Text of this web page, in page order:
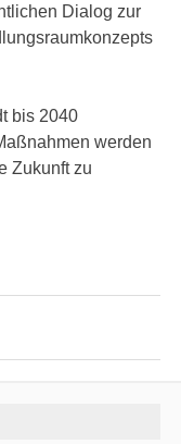
Dialog zur
bis 2040
werden
Zukunft zu